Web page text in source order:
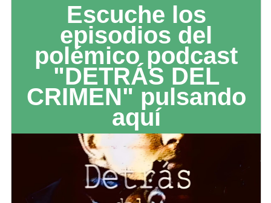
Escuche los
episodios del
polémico podcast
"DETRÁS DEL
CRIMEN" pulsando
aquí